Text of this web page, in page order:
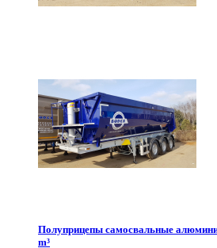
Полуприцепы самосвальные
m³